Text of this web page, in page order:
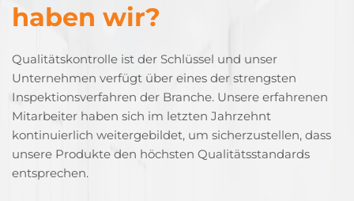
haben wir?
Qualitätskontrolle ist der Schlüssel und unser
Unternehmen verfügt über eines der strengsten
Inspektionsverfahren der Branche. Unsere erfahrenen
Mitarbeiter haben sich im letzten Jahrzehnt
kontinuierlich weitergebildet, um sicherzustellen, dass
unsere Produkte den höchsten Qualitätsstandards
entsprechen.